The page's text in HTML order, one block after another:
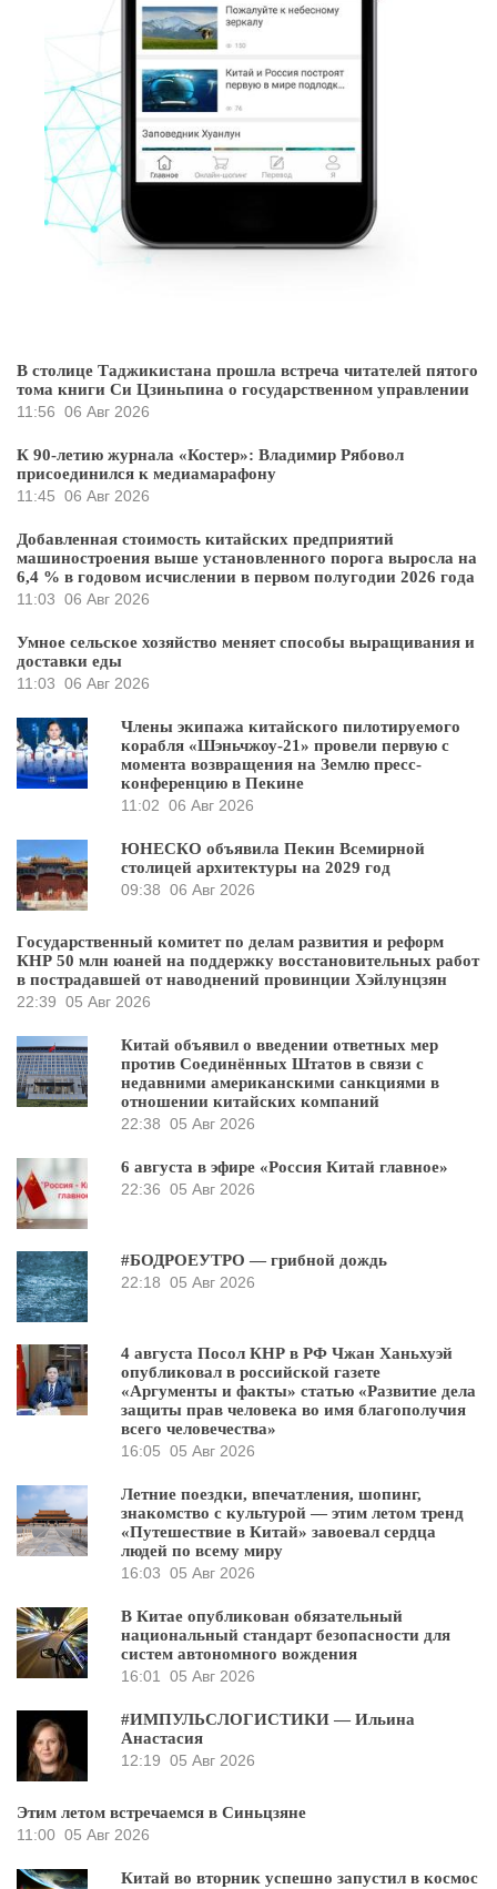
В столице Таджикистана прошла встреча читателей пятого
тома книги Си Цзиньпина о государственном управлении
11:56 06 Авг 2026
К 90-летию журнала «Костер»: Владимир Рябовол
присоединился к медиамарафону
11:45 06 Авг 2026
Добавленная стоимость китайских предприятий
машиностроения выше установленного порога выросла на
6,4 % в годовом исчислении в первом полугодии 2026 года
11:03 06 Авг 2026
Умное сельское хозяйство меняет способы выращивания и
доставки еды
11:03 06 Авг 2026
Члены экипажа китайского пилотируемого
корабля «Шэньчжоу-21» провели первую с
момента возвращения на Землю пресс-
конференцию в Пекине
11:02 06 Авг 2026
ЮНЕСКО объявила Пекин Всемирной
столицей архитектуры на 2029 год
09:38 06 Авг 2026
Государственный комитет по делам развития и реформ
КНР 50 млн юаней на поддержку восстановительных работ
в пострадавшей от наводнений провинции Хэйлунцзян
22:39 05 Авг 2026
Китай объявил о введении ответных мер
против Соединённых Штатов в связи с
недавними американскими санкциями в
отношении китайских компаний
22:38 05 Авг 2026
6 августа в эфире «Россия Китай главное»
22:36 05 Авг 2026
#БОДРОЕУТРО — грибной дождь
22:18 05 Авг 2026
4 августа Посол КНР в РФ Чжан Ханьхуэй
опубликовал в российской газете
«Аргументы и факты» статью «Развитие дела
защиты прав человека во имя благополучия
всего человечества»
16:05 05 Авг 2026
Летние поездки, впечатления, шопинг,
знакомство с культурой — этим летом тренд
«Путешествие в Китай» завоевал сердца
людей по всему миру
16:03 05 Авг 2026
В Китае опубликован обязательный
национальный стандарт безопасности для
систем автономного вождения
16:01 05 Авг 2026
#ИМПУЛЬСЛОГИСТИКИ — Ильина
Анастасия
12:19 05 Авг 2026
Этим летом встречаемся в Синьцзяне
11:00 05 Авг 2026
Китай во вторник успешно запустил в космос